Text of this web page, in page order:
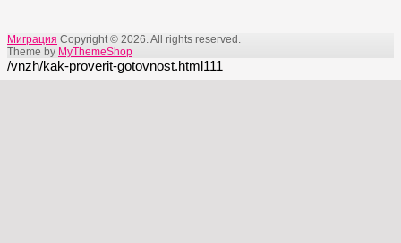
Миграция Copyright © 2026. All rights reserved.
Theme by MyThemeShop
/vnzh/kak-proverit-gotovnost.html111